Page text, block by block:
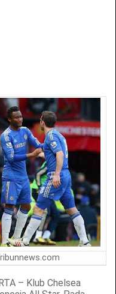
– Klub Chelsea